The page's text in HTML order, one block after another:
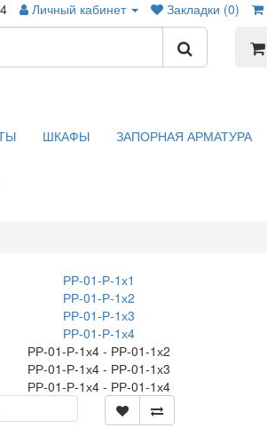
Личный кабинет Закладки (0)
ШКАФЫ ЗАПОРНАЯ АРМАТУРА